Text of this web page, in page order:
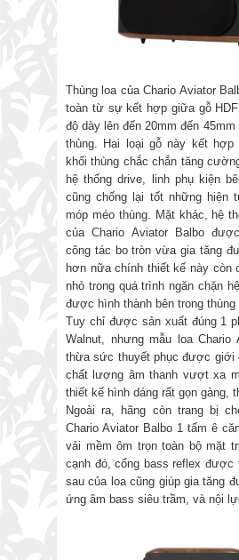
Thùng loa của Chario Aviator
toàn từ sự kết hợp giữa gỗ
độ dày lên đến 20mm đến
thùng. Hai loại gỗ này kết hợp
khối thùng chắc chắn tăng
hệ thống drive, linh phụ kiện
cũng chống lại tốt những hiện
móp méo thùng. Mặt khác, hệ
của Chario Aviator Balbo
công tác bo tròn vừa gia tăng
hơn nữa chính thiết kế này còn
nhỏ trong quá trình ngăn chặn
được hình thành bên trong thùng
Tuy chỉ được sản xuất đúng 1
Walnut, nhưng mẫu loa Chario
thừa sức thuyết phục được giới
chất lượng âm thanh vượt xa
thiết kế hình dáng rất gọn gàng,
Ngoài ra, hãng còn trang bị
Chario Aviator Balbo 1 tấm ê
vải mềm ôm trọn toàn bộ mặt
cạnh đó, cổng bass reflex
sau của loa cũng giúp gia tăng
ứng âm bass siêu trầm, và nội